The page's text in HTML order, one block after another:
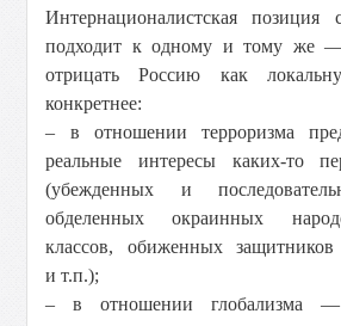
Интернационалистская
подходит к одному и тому же
отрицать Россию как
конкретнее:
– в отношении терроризма
реальные интересы каких-то
(убежденных и
обделенных окраинных
классов, обиженных защитников
и т.п.);
– в отношении глобализма